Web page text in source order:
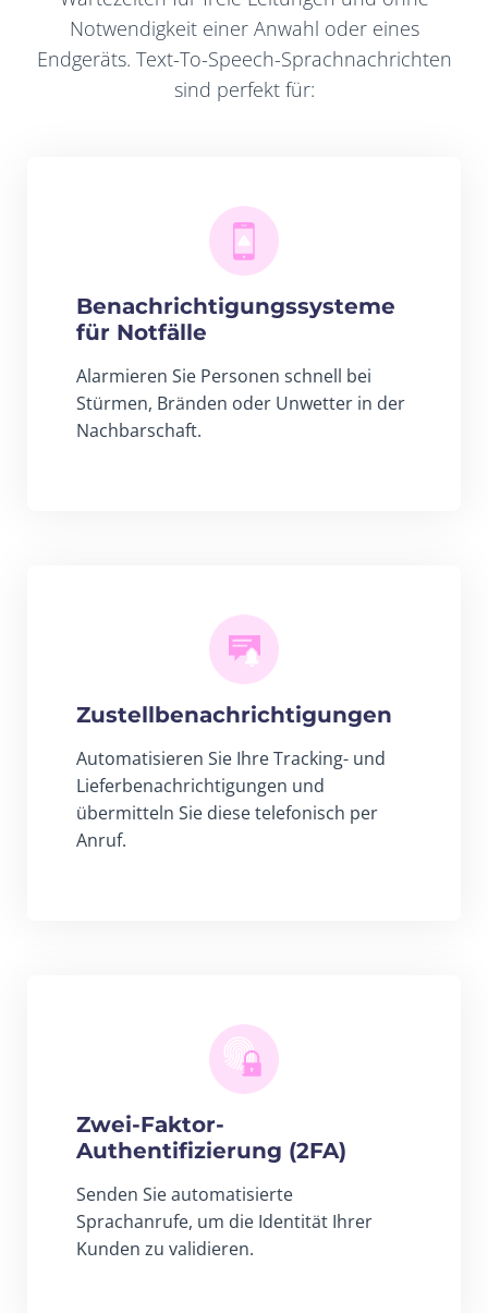
Notwendigkeit einer Anwahl oder eines
Endgeräts. Text-To-Speech-Sprachnachrichten
sind perfekt für:
Benachrichtigungssysteme
für Notfälle
Alarmieren Sie Personen schnell bei
Stürmen, Bränden oder Unwetter in der
Nachbarschaft.
Zustellbenachrichtigungen
Automatisieren Sie Ihre Tracking- und
Lieferbenachrichtigungen und
übermitteln Sie diese telefonisch per
Anruf.
Zwei-Faktor-
Authentifizierung (2FA)
Senden Sie automatisierte
Sprachanrufe, um die Identität Ihrer
Kunden zu validieren.